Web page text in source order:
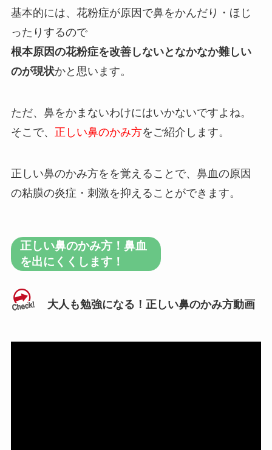
基本的には、花粉症が原因で鼻をかんだり・ほじ
ったりするので
根本原因の花粉症を改善しないとなかなか難しい
のが現状かと思います。
ただ、鼻をかまないわけにはいかないですよね。
そこで、 正しい鼻のかみ方をご紹介します。
正しい鼻のかみ方をを覚えることで、鼻血の原因
の粘膜の炎症・刺激を抑えることができます。
正しい鼻のかみ方！鼻血
を出にくくします！
大人も勉強になる！正しい鼻のかみ方動画